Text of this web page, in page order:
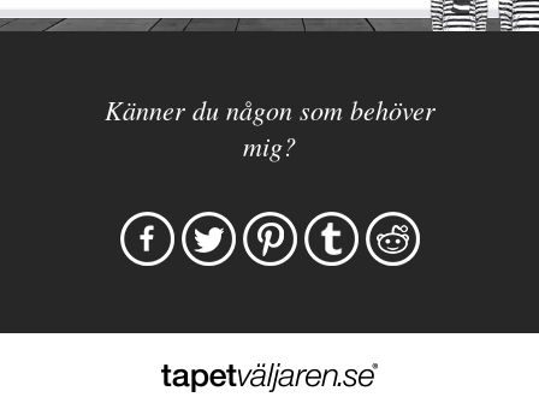
Känner du någon som behöver
mig?